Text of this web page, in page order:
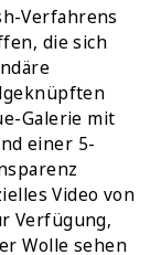
Verfahrens
die sich
Galerie mit
einer 5-
Video von
Verfügung,
Wolle sehen